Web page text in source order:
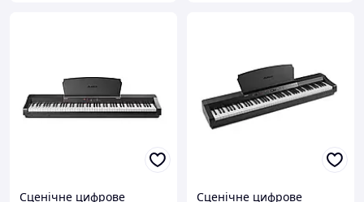
Сценічне цифрове
Сценічне цифрове